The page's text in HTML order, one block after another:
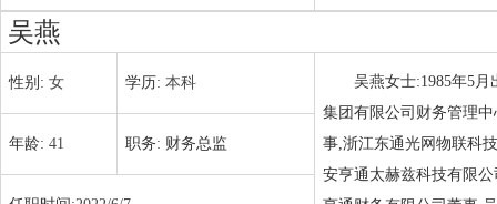
吴燕
性别: 女 学历: 本科
吴燕女士:1985年5
集团有限公司财务管理
事,浙江东通光网物联科
安亨通太赫兹科技有限
年龄: 41 职务: 财务总监